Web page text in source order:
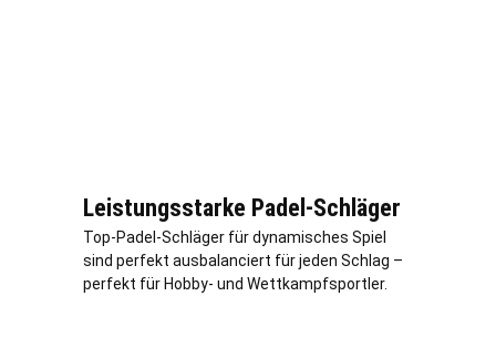
Leistungsstarke Padel-Schläger
Top-Padel-Schläger für dynamisches Spiel
sind perfekt ausbalanciert für jeden Schlag –
perfekt für Hobby- und Wettkampfsportler.